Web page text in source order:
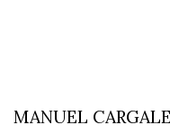
MANUEL